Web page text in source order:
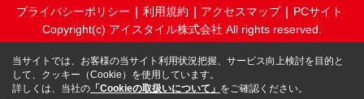
プライバシーポリシー 利用規約 アクセスマップ
PCサイト
Copyright(c) アイスタイル株式会社 All rights reserved.
当サイトでは、お客様の当サイト利用状況把握、サービス向上検討を目的と
して、クッキー（Cookie）を使用しています。
詳しくは、当社の 「Cookieの取扱いについて」 をご確認ください。